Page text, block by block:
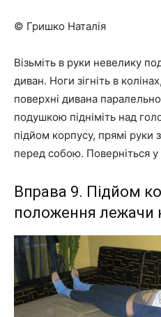
© Гришко Наталія
Візьміть в руки невелику
диван. Ноги зігніть в
поверхні дивана
подушкою підніміть над
підйом корпусу, прямі руки
перед собою. Поверніться
Вправа 9. Підйом
положення лежачи